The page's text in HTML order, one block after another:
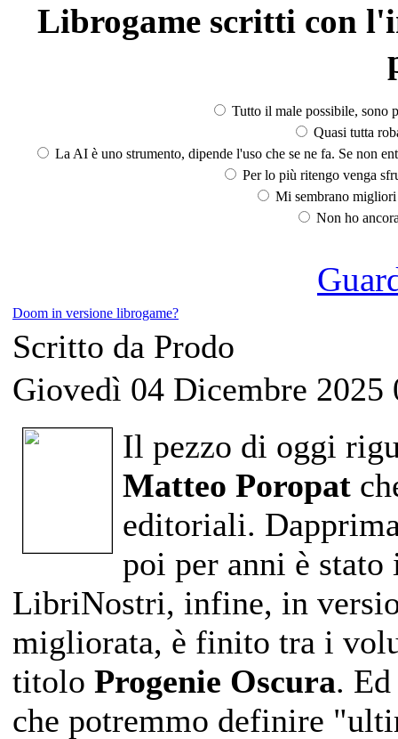
Librogame scritti con
Tutto il male possibile, sono
Quasi tutta
La AI è uno strumento, dipende l'uso che se ne fa. Se non
Per lo più ritengo venga
Mi sembrano
Non ho
Doom in versione librogame?
Scritto da Prodo
Giovedì 04 Dicembre 2025
Il pezzo di oggi
Matteo Poropat
editoriali.
poi per anni è
LibriNostri, infine, in
migliorata, è finito tra i
titolo Progenie Oscura.
che potremmo definire